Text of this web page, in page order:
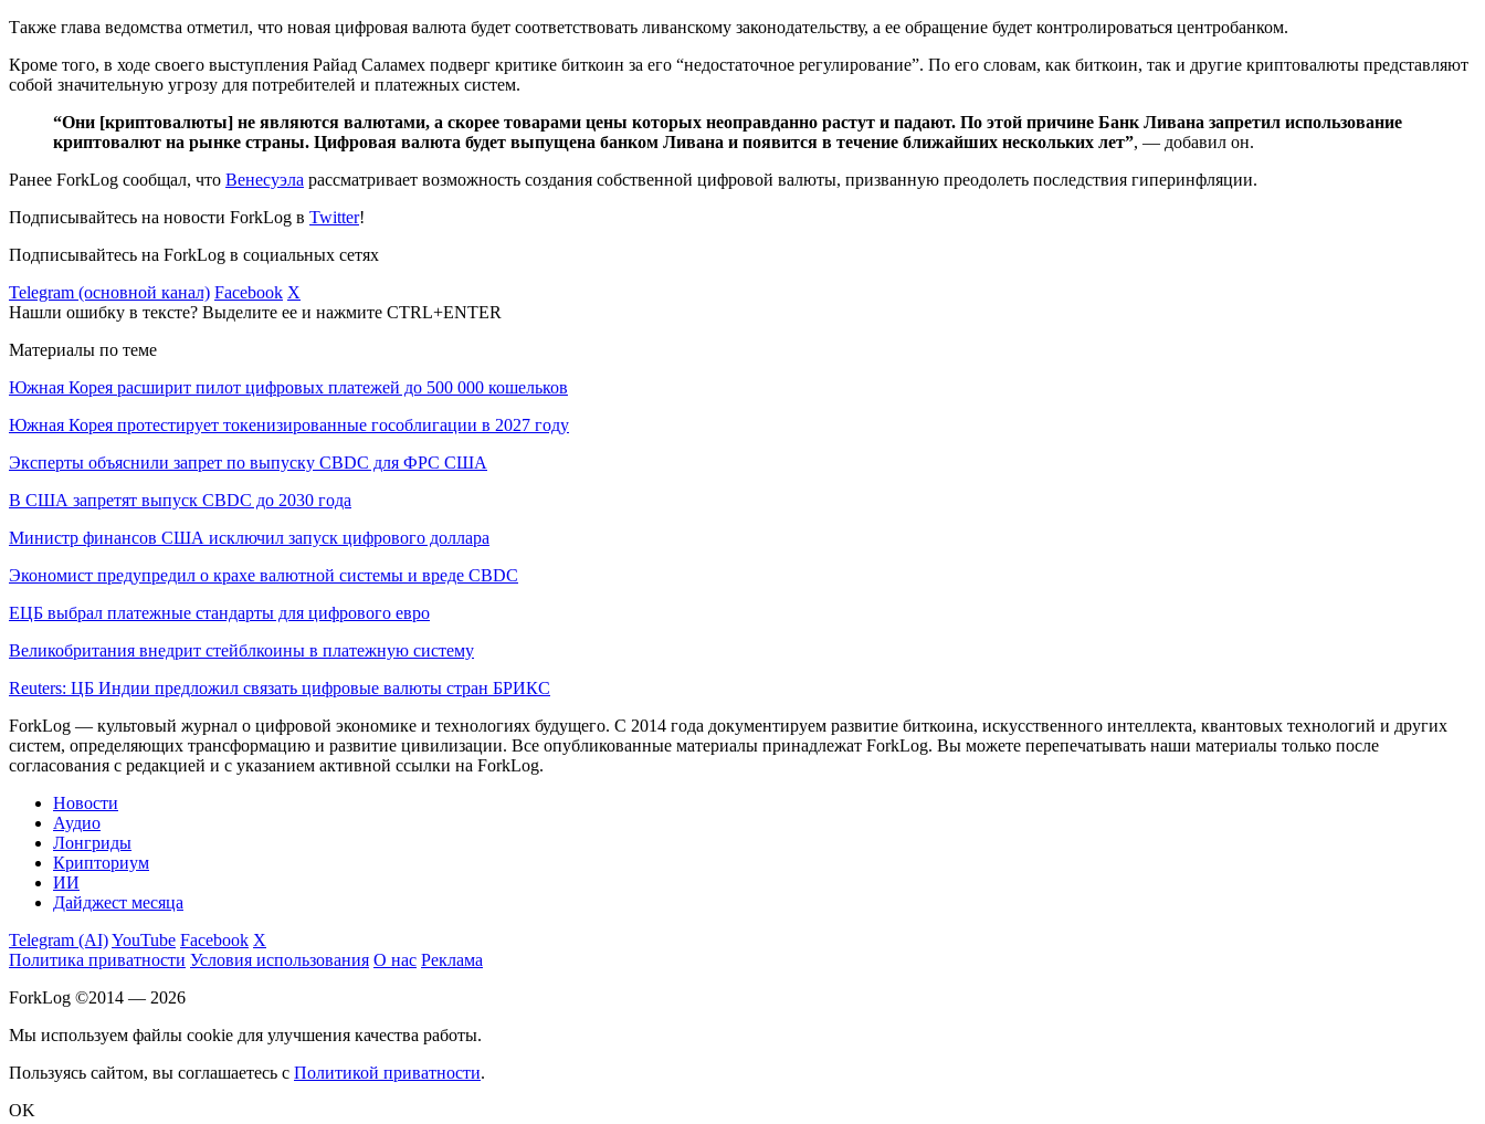
Также глава ведомства отметил, что новая цифровая валюта будет соответствовать ливанскому законодательству, а ее обращение будет контролироваться центробанком.
Кроме того, в ходе своего выступления Райад Саламех подверг критике биткоин за его “недостаточное регулирование”. По его словам, как биткоин, так и другие криптовалюты представляют
собой значительную угрозу для потребителей и платежных систем.
“Они [криптовалюты] не являются валютами, а скорее товарами цены которых неоправданно растут и падают. По этой причине Банк Ливана запретил использование
криптовалют на рынке страны. Цифровая валюта будет выпущена банком Ливана и появится в течение ближайших нескольких лет”, — добавил он.
Ранее ForkLog сообщал, что Венесуэла рассматривает возможность создания собственной цифровой валюты, призванную преодолеть последствия гиперинфляции.
Подписывайтесь на новости ForkLog в Twitter!
Подписывайтесь на ForkLog в социальных сетях
Telegram (основной канал) Facebook X
Нашли ошибку в тексте? Выделите ее и нажмите CTRL+ENTER
Материалы по теме
Южная Корея расширит пилот цифровых платежей до 500 000 кошельков
Южная Корея протестирует токенизированные гособлигации в 2027 году
Эксперты объяснили запрет по выпуску CBDC для ФРС США
В США запретят выпуск CBDC до 2030 года
Министр финансов США исключил запуск цифрового доллара
Экономист предупредил о крахе валютной системы и вреде CBDC
ЕЦБ выбрал платежные стандарты для цифрового евро
Великобритания внедрит стейблкоины в платежную систему
Reuters: ЦБ Индии предложил связать цифровые валюты стран БРИКС
ForkLog — культовый журнал о цифровой экономике и технологиях будущего. С 2014 года документируем развитие биткоина, искусственного интеллекта, квантовых технологий и других
систем, определяющих трансформацию и развитие цивилизации. Все опубликованные материалы принадлежат ForkLog. Вы можете перепечатывать наши материалы только после
согласования с редакцией и с указанием активной ссылки на ForkLog.
Новости
Аудио
Лонгриды
Крипториум
ИИ
Дайджест месяца
Telegram (AI)YouTube Facebook X
Политика приватности Условия использования О нас Реклама
ForkLog ©2014 — 2026
Мы используем файлы cookie для улучшения качества работы.
Пользуясь сайтом, вы соглашаетесь с Политикой приватности.
OK